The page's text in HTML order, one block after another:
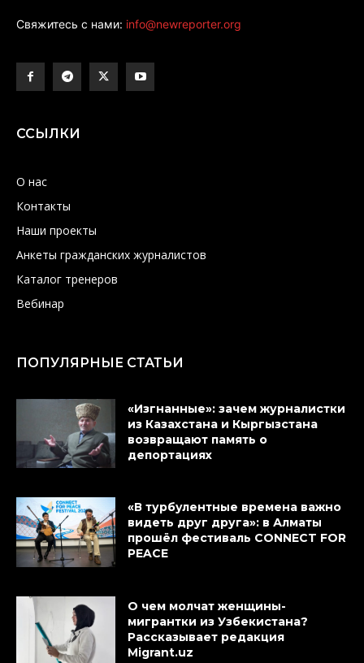
Свяжитесь с нами: info@newreporter.org
ССЫЛКИ
О нас
Контакты
Наши проекты
Анкеты гражданских журналистов
Каталог тренеров
Вебинар
ПОПУЛЯРНЫЕ СТАТЬИ
«Изгнанные»: зачем журналистки
из Казахстана и Кыргызстана
возвращают память о
депортациях
«В турбулентные времена важно
видеть друг друга»: в Алматы
прошёл фестиваль CONNECT FOR
PEACE
О чем молчат женщины-
мигрантки из Узбекистана?
Рассказывает редакция
Migrant.uz